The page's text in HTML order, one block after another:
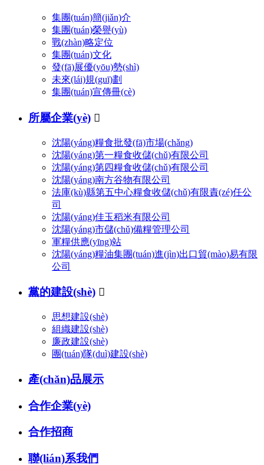
集團(tuán)簡(jiǎn)介
集團(tuán)榮譽(yù)
戰(zhàn)略定位
集團(tuán)文化
發(fā)展優(yōu)勢(shì)
未來(lái)規(guī)劃
集團(tuán)宣傳冊(cè)
所屬企業(yè) 
沈陽(yáng)糧食批發(fā)市場(chǎng)
沈陽(yáng)第一糧食收儲(chǔ)有限公司
沈陽(yáng)第四糧食收儲(chǔ)有限公司
沈陽(yáng)南方谷物有限公司
法庫(kù)縣第五中心糧食收儲(chǔ)有限責(zé)任公
司
沈陽(yáng)佳玉稻米有限公司
沈陽(yáng)市儲(chǔ)備糧管理公司
軍糧供應(yīng)站
沈陽(yáng)糧油集團(tuán)進(jìn)出口貿(mào)易有限
公司
黨的建設(shè) 
思想建設(shè)
組織建設(shè)
廉政建設(shè)
團(tuán)隊(duì)建設(shè)
產(chǎn)品展示
合作企業(yè)
合作招商
聯(lián)系我們